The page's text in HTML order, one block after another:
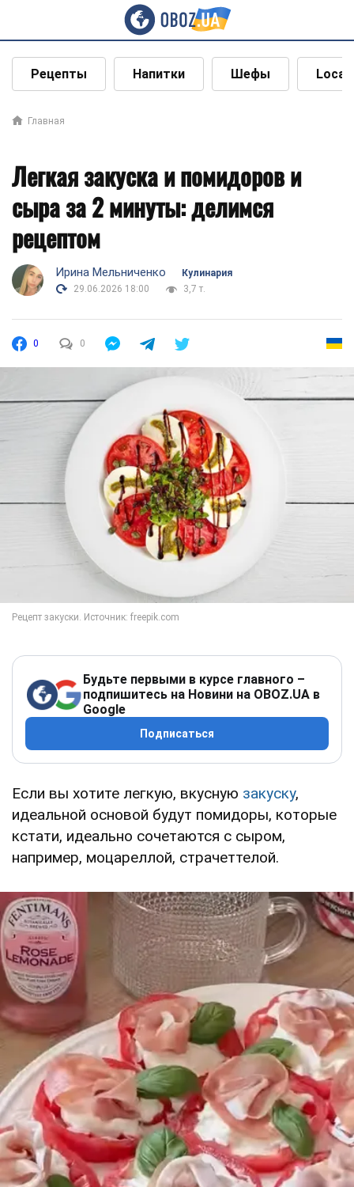
Рецепты Напитки Шефы Local
Главная
Легкая закуска и помидоров и
сыра за 2 минуты: делимся
рецептом
Ирина Мельниченко
Кулинария
29.06.2026 18:00
3,7 т.
0 0
Будьте первыми в курсе главного –
подпишитесь на Новини на OBOZ.UA в
Google
Подписаться
Если вы хотите легкую, вкусную закуску,
идеальной основой будут помидоры, которые
кстати, идеально сочетаются с сыром,
например, моцареллой, страчеттелой.